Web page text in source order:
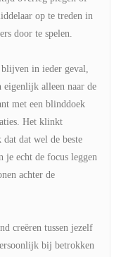
op te treden in
door te spelen.
in ieder geval,
eigenlijk alleen naar de
met een blinddoek
Het klinkt
dat dat wel de beste
je echt de focus leggen
achter de
creëren tussen jezelf
bij betrokken